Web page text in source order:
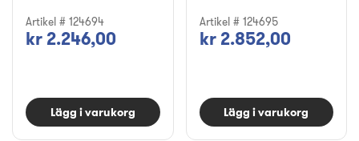
Artikel # 124694
kr 2.246,00
Lägg i varukorg
Artikel # 124695
kr 2.852,00
Lägg i varukorg